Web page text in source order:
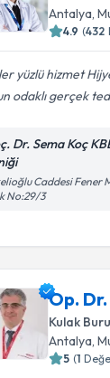
Antalya,
4.9 (432
yüzlü hizmet
odaklı gerçek
Dr. Sema Koç
Caddesi Fener
No:29/3
Op.
Kulak
Antalya ,
5 (1